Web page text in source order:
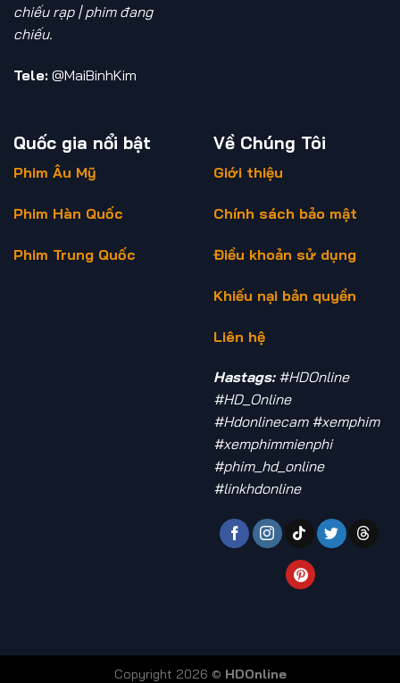
chiếu rạp | phim đang
chiếu.
Tele: @MaiBinhKim
Quốc gia nổi bật
Phim Âu Mỹ
Phim Hàn Quốc
Phim Trung Quốc
Về Chúng Tôi
Giới thiệu
Chính sách bảo mật
Điều khoản sử dụng
Khiếu nại bản quyền
Liên hệ
Hastags:#HDOnline
#HD_Online
#Hdonlinecam #xemphim
#xemphimmienphi
#phim_hd_online
#linkhdonline
Copyright 2026 © HDOnline